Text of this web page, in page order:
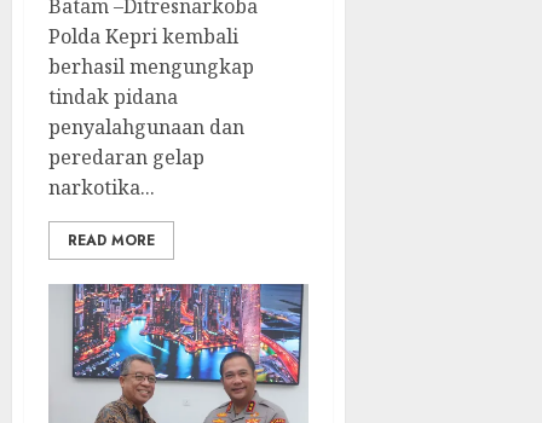
Batam –Ditresnarkoba
Polda Kepri kembali
berhasil mengungkap
tindak pidana
penyalahgunaan dan
peredaran gelap
narkotika...
READ MORE